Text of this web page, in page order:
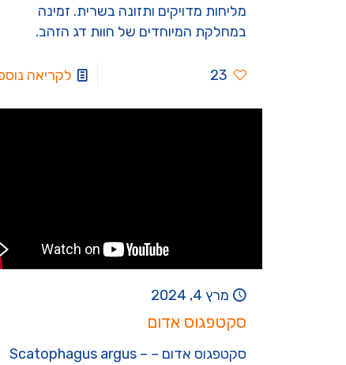
מליחות מדויקים ותזונה בשרית. זמינה
במחלקת המיוחדים של חוות דג הזהב.
23 לקריאה
מרץ 4, 2024
סקטפגוס אדום
סקטפגוס אדום – Scatophagus argus –